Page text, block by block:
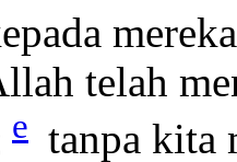
telah
e tanpa kita